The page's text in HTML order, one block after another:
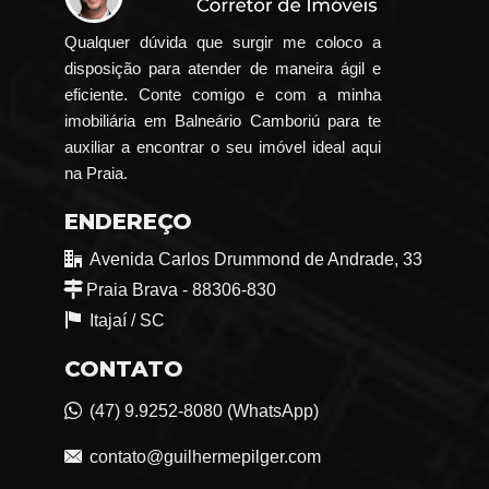
Qualquer dúvida que surgir me coloco a
disposição para atender de maneira ágil e
eficiente. Conte comigo e com a minha
imobiliária em Balneário Camboriú para te
auxiliar a encontrar o seu imóvel ideal aqui
na Praia.
ENDEREÇO
Avenida Carlos Drummond de Andrade, 33
Praia Brava - 88306-830
Itajaí / SC
CONTATO
(47) 9.9252-8080 (WhatsApp)
contato@guilhermepilger.com